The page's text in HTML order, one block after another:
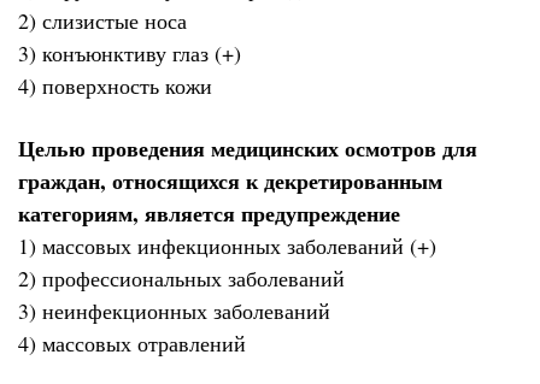
2) слизистые носа
3) конъюнктиву глаз (+)
4) поверхность кожи
Целью проведения медицинских осмотров для
граждан, относящихся к декретированным
категориям, является предупреждение
1) массовых инфекционных заболеваний (+)
2) профессиональных заболеваний
3) неинфекционных заболеваний
4) массовых отравлений